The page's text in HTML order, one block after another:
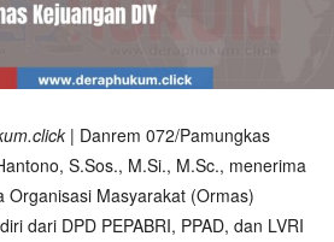
| Danrem 072/Pamungkas
S.Sos., M.Si., M.Sc., menerima
Organisasi Masyarakat (Ormas)
dari DPD PEPABRI, PPAD, dan LVRI